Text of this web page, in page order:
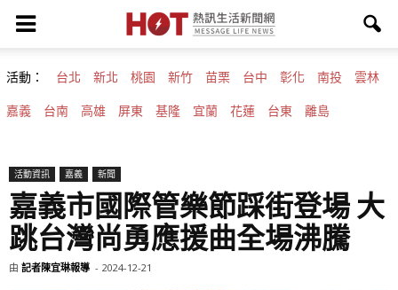
活動： 台北 新北 桃園 新竹 苗栗 台中 彰化 南投 雲林
嘉義 台南 高雄 屏東 基隆 宜蘭 花蓮 台東 離島
活動資訊 嘉義 新聞
嘉義市國際管樂節踩街登場 大
跳台灣尚勇應援曲全場沸騰
由 記者陳宜琳報導 - 2024-12-21